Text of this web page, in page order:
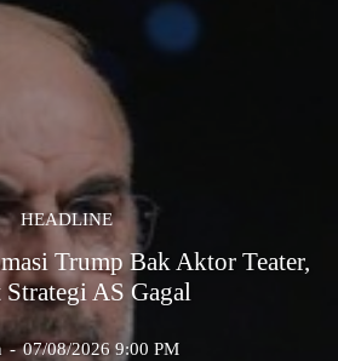
HEADLINE
Trump Bak Aktor Teater,
Strategi AS Gagal
- 07/08/2026 9:00 PM